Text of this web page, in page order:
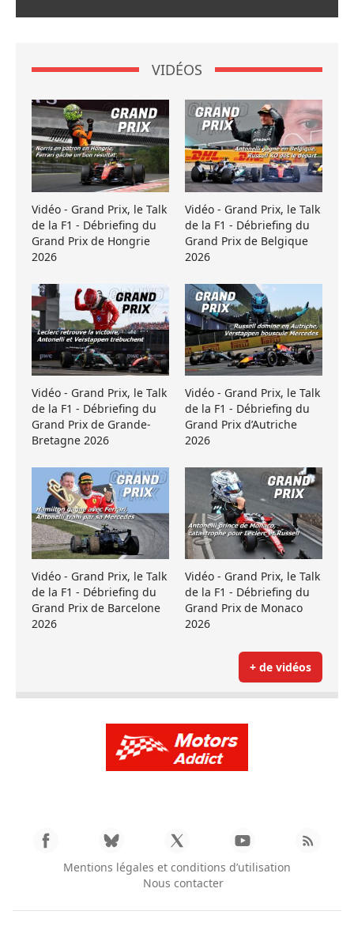
VIDÉOS
Vidéo - Grand Prix, le Talk
de la F1 - Débriefing du
Grand Prix de Hongrie
2026
Vidéo - Grand Prix, le Talk
de la F1 - Débriefing du
Grand Prix de Belgique
2026
Vidéo - Grand Prix, le Talk
de la F1 - Débriefing du
Grand Prix de Grande-
Bretagne 2026
Vidéo - Grand Prix, le Talk
de la F1 - Débriefing du
Grand Prix d’Autriche
2026
Vidéo - Grand Prix, le Talk
de la F1 - Débriefing du
Grand Prix de Barcelone
2026
Vidéo - Grand Prix, le Talk
de la F1 - Débriefing du
Grand Prix de Monaco
2026
+ de vidéos
Mentions légales et conditions d’utilisation
Nous contacter